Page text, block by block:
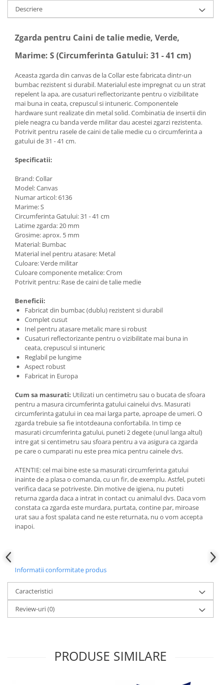
Descriere
Zgarda pentru Caini de talie medie, Verde,
Marime: S (Circumferinta Gatului: 31 - 41 cm)
Aceasta zgarda din canvas de la Collar este fabricata dintr-un
bumbac rezistent si durabil. Materialul este impregnat cu un strat
repelent la apa, are cusaturi reflectorizante pentru o vizibilitate
mai buna in ceata, crepuscul si intuneric. Componentele
hardware sunt realizate din metal solid. Combinatia de insertii din
piele neagra cu banda verde militar dau acestei zgarzi rezistenta.
Potrivit pentru rasele de caini de talie medie cu o circumferinta a
gatului de 31 - 41 cm.
Specificatii:
Brand: Collar
Model: Canvas
Numar articol: 6136
Marime: S
Circumferinta Gatului: 31 - 41 cm
Latime zgarda: 20 mm
Grosime: aprox. 5 mm
Material: Bumbac
Material inel pentru atasare: Metal
Culoare: Verde militar
Culoare componente metalice: Crom
Potrivit pentru: Rase de caini de talie medie
Beneficii:
Fabricat din bumbac (dublu) rezistent si durabil
Complet cusut
Inel pentru atasare metalic mare si robust
Cusaturi reflectorizante pentru o vizibilitate mai buna in
ceata, crepuscul si intuneric
Reglabil pe lungime
Aspect robust
Fabricat in Europa
Cum sa masurati: Utilizati un centimetru sau o bucata de sfoara
pentru a masura circumferinta gatului cainelui dvs. Masurati
circumferinta gatului in cea mai larga parte, aproape de umeri. O
zgarda trebuie sa fie intotdeauna confortabila. In timp ce
masurati circumferinta gatului, puneti 2 degete (unul langa altul)
intre gat si centimetru sau sfoara pentru a va asigura ca zgarda
pe care o cumparati nu este prea mica pentru cainele dvs.
ATENTIE: cel mai bine este sa masurati circumferinta gatului
inainte de a plasa o comanda, cu un fir, de exemplu. Astfel, puteti
verifica daca se potriveste. Din motive de igiena, nu puteti
returna zgarda daca a intrat in contact cu animalul dvs. Daca vom
constata ca zgarda este murdara, purtata, contine par, miroase
urat sau a fost spalata cand ne este returnata, nu o vom accepta
inapoi.
Informatii conformitate produs
Caracteristici
Review-uri(0)
PRODUSE SIMILARE